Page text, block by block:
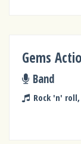
Gems
Band
Rock 'n' roll,